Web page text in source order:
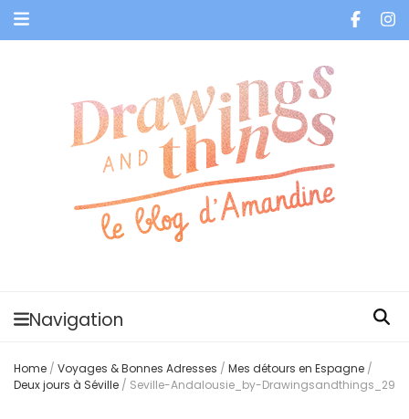
Navigation
Home / Voyages & Bonnes Adresses / Mes détours en Espagne /
Deux jours à Séville / Seville-Andalousie_by-Drawingsandthings_29